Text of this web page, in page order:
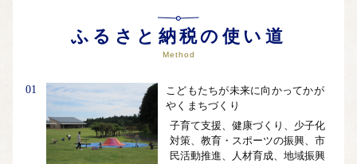
自治体ホームページは こちら（外部サイト）
外部サイトへ遷移します。
ふるさと納税の使い道
Method
01
こどもたちが未来に向かってかが
やくまちづくり
子育て支援、健康づくり、少子化
対策、教育・スポーツの振興、市
民活動推進、人材育成、地域振興